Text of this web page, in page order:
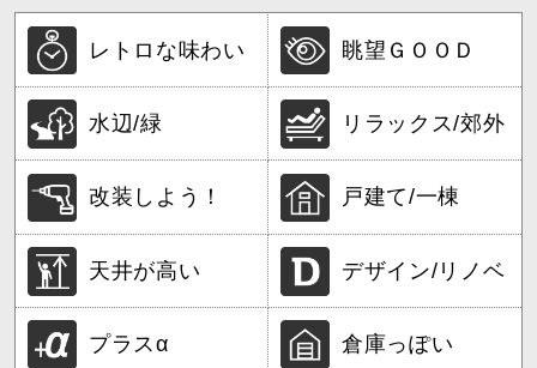
レトロな味わい 眺望ＧＯＯＤ
水辺/緑 リラックス/郊外
改装しよう！ 戸建て/一棟
天井が高い デザイン/リノベ
プラスα 倉庫っぽい